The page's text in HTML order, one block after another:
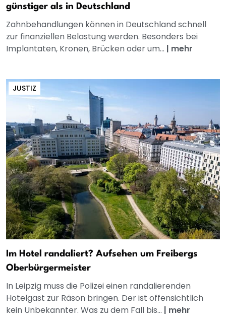
günstiger als in Deutschland
Zahnbehandlungen können in Deutschland schnell
zur finanziellen Belastung werden. Besonders bei
Implantaten, Kronen, Brücken oder um... | mehr
JUSTIZ
Im Hotel randaliert? Aufsehen um Freibergs
Oberbürgermeister
In Leipzig muss die Polizei einen randalierenden
Hotelgast zur Räson bringen. Der ist offensichtlich
kein Unbekannter. Was zu dem Fall bis... | mehr